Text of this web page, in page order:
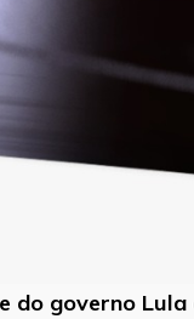
do governo